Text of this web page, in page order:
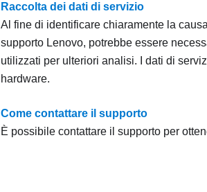
Raccolta dei dati di servizio
Al fine di identificare chiaramente la
supporto Lenovo, potrebbe essere
utilizzati per ulteriori analisi. I dati di
hardware.
Come contattare il supporto
È possibile contattare il supporto per